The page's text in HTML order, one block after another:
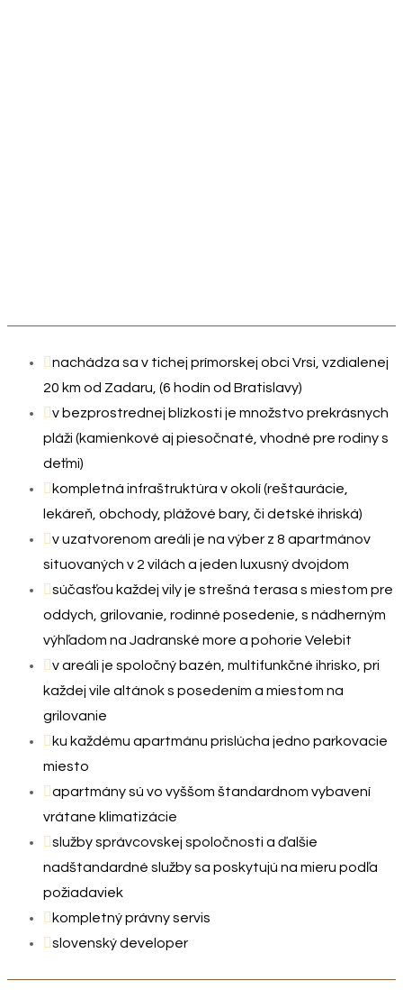
nachádza sa v tichej prímorskej obci Vrsi, vzdialenej
20 km od Zadaru, (6 hodín od Bratislavy)
v bezprostrednej blízkosti je množstvo prekrásnych
pláži (kamienkové aj piesočnaté, vhodné pre rodiny s
deťmi)
kompletná infraštruktúra v okolí (reštaurácie,
lekáreň, obchody, plážové bary, či detské ihriská)
v uzatvorenom areáli je na výber z 8 apartmánov
situovaných v 2 vilách a jeden luxusný dvojdom
súčasťou každej vily je strešná terasa s miestom pre
oddych, grilovanie, rodinné posedenie, s nádherným
výhľadom na Jadranské more a pohorie Velebit
v areáli je spoločný bazén, multifunkčné ihrisko, pri
každej vile altánok s posedením a miestom na
grilovanie
ku každému apartmánu prislúcha jedno parkovacie
miesto
apartmány sú vo vyššom štandardnom vybavení
vrátane klimatizácie
služby správcovskej spoločnosti a ďalšie
nadštandardné služby sa poskytujú na mieru podľa
požiadaviek
kompletný právny servis
slovenský developer